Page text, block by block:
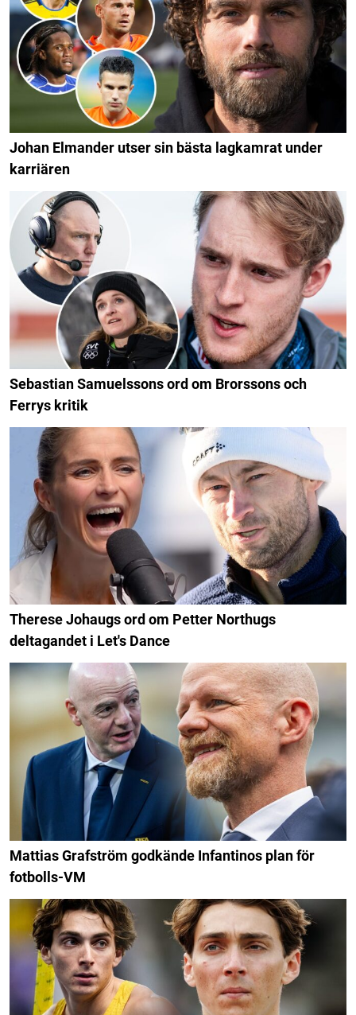
Johan Elmander utser sin bästa lagkamrat under
karriären
Sebastian Samuelssons ord om Brorssons och
Ferrys kritik
Therese Johaugs ord om Petter Northugs
deltagandet i Let's Dance
Mattias Grafström godkände Infantinos plan för
fotbolls-VM